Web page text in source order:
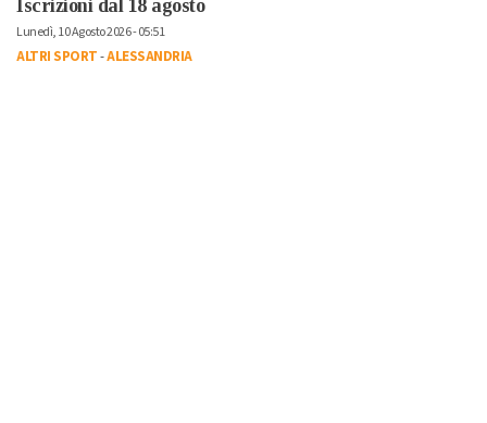
Iscrizioni dal 18 agosto
Lunedì, 10 Agosto 2026 - 05:51
ALTRI SPORT-ALESSANDRIA